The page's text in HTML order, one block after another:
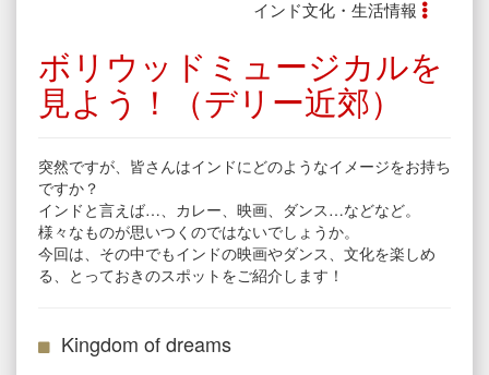
インド文化・生活情報
ボリウッドミュージカルを
見よう！（デリー近郊）
突然ですが、皆さんはインドにどのようなイメージをお持ち
ですか？
インドと言えば…、カレー、映画、ダンス…などなど。
様々なものが思いつくのではないでしょうか。
今回は、その中でもインドの映画やダンス、文化を楽しめ
る、とっておきのスポットをご紹介します！
Kingdom of dreams